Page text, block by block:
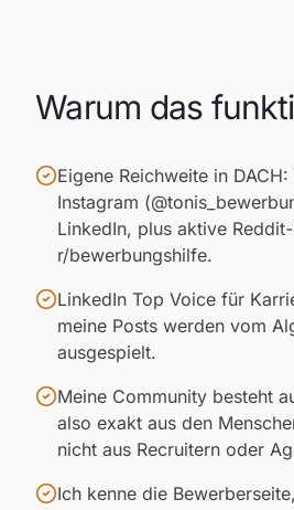
Warum das
Eigene Reichweite in
Instagram
LinkedIn, plus aktive
r/bewerbungshilfe.
LinkedIn Top Voice für
meine Posts werden vom
ausgespielt.
Meine Community besteht
also exakt aus den
nicht aus Recruitern oder
Ich kenne die